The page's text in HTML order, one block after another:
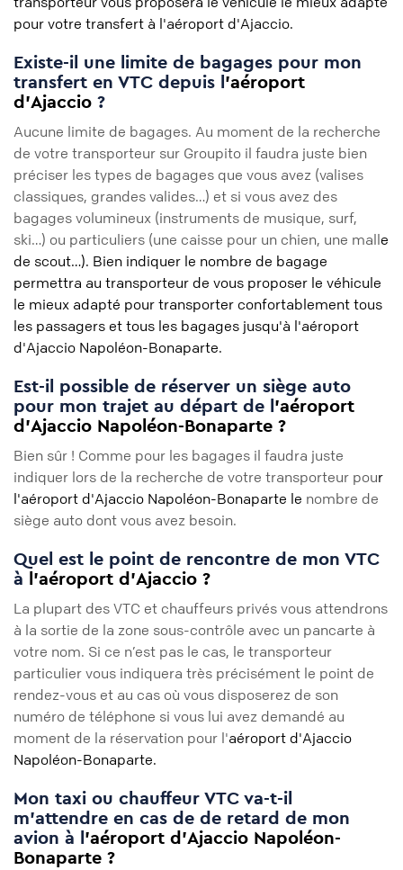
pour votre transfert à l'aéroport d'Ajaccio.
Existe-il une limite de bagages pour mon
transfert en VTC depuis l'aéroport
d'Ajaccio ?
Aucune limite de bagages. Au moment de la recherche
de votre transporteur sur Groupito il faudra juste bien
préciser les types de bagages que vous avez (valises
classiques, grandes valides…) et si vous avez des
bagages volumineux (instruments de musique, surf,
ski…) ou particuliers (une caisse pour un chien, une malle
de scout…). Bien indiquer le nombre de bagage
permettra au transporteur de vous proposer le véhicule
le mieux adapté pour transporter confortablement tous
les passagers et tous les bagages jusqu'à l'aéroport
d'Ajaccio Napoléon-Bonaparte.
Est-il possible de réserver un siège auto
pour mon trajet au départ de l'aéroport
d'Ajaccio Napoléon-Bonaparte ?
Bien sûr ! Comme pour les bagages il faudra juste
indiquer lors de la recherche de votre transporteur pour
l'aéroport d'Ajaccio Napoléon-Bonaparte le nombre de
siège auto dont vous avez besoin.
Quel est le point de rencontre de mon VTC
à l'aéroport d'Ajaccio ?
La plupart des VTC et chauffeurs privés vous attendrons
à la sortie de la zone sous-contrôle avec un pancarte à
votre nom. Si ce n’est pas le cas, le transporteur
particulier vous indiquera très précisément le point de
rendez-vous et au cas où vous disposerez de son
numéro de téléphone si vous lui avez demandé au
moment de la réservation pour l'aéroport d'Ajaccio
Napoléon-Bonaparte.
Mon taxi ou chauffeur VTC va-t-il
m'attendre en cas de de retard de mon
avion à l'aéroport d'Ajaccio Napoléon-
Bonaparte ?